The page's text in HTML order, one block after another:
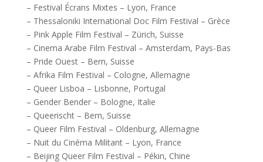
– Festival Écrans Mixtes – Lyon, France
– Thessaloniki International Doc Film Festival – Grèce
– Pink Apple Film Festival – Zürich, Suisse
– Cinema Arabe Film Festival – Amsterdam, Pays-Bas
– Pride Ouest – Bern, Suisse
– Afrika Film Festival – Cologne, Allemagne
– Queer Lisboa – Lisbonne, Portugal
– Gender Bender – Bologne, Italie
– Queerischt – Bern, Suisse
– Queer Film Festival – Oldenburg, Allemagne
– Nuit du Cinéma Militant – Lyon, France
– Beijing Queer Film Festival – Pékin, Chine